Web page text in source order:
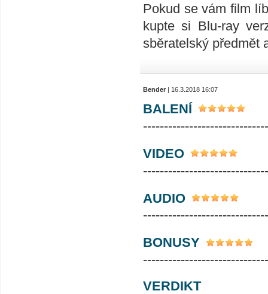
Pokud se vám film
kupte si Blu-ray
sběratelský předmět
Bender | 16.3.2018 16:07
BALENÍ
VIDEO
AUDIO
BONUSY
VERDIKT